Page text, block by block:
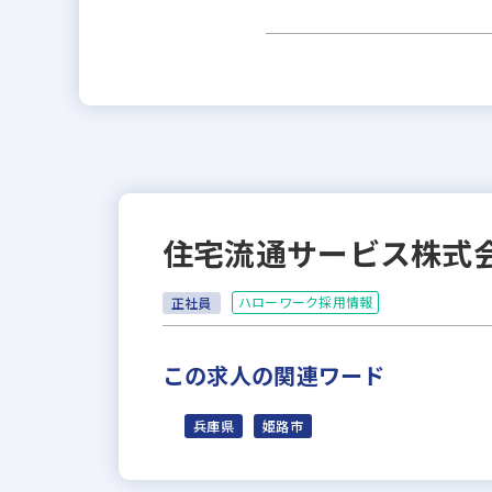
住宅流通サービス株式
正社員 ハローワーク採用情報
この求人の関連ワード
兵庫県 姫路市